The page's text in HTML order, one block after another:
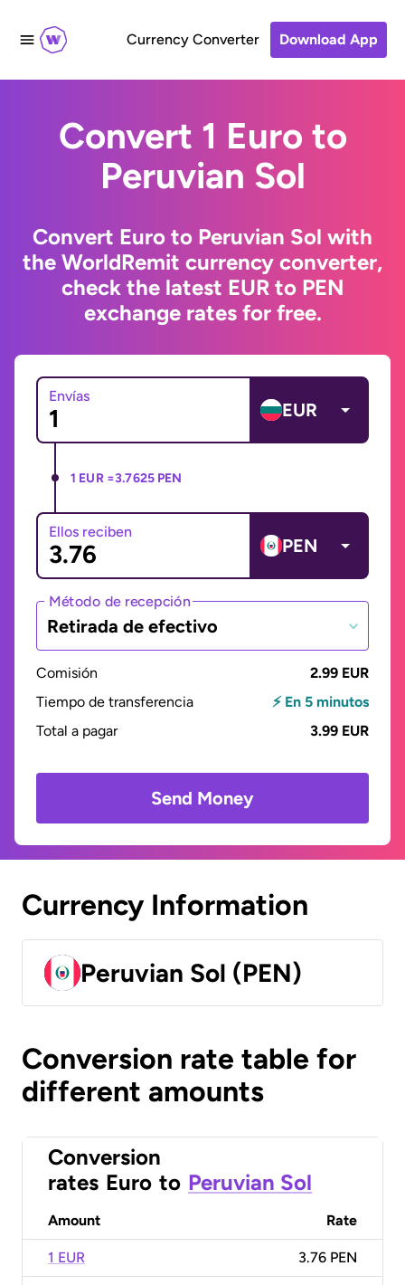
Currency Converter Download App
Convert 1 Euro to
Peruvian Sol
Convert Euro to Peruvian Sol with
the WorldRemit currency converter,
check the latest EUR to PEN
exchange rates for free.
Envías
EUR
1 EUR =3.7625 PEN
Ellos reciben
PEN
Método de recepción
Retirada de efectivo
Comisión
2.99 EUR
Tiempo de transferencia
⚡ En 5 minutos
Total a pagar
3.99 EUR
Send Money
Currency Information
Peruvian Sol (PEN)
Conversion rate table for
different amounts
Conversion
rates Euro to Peruvian Sol
Amount Rate
1 EUR 3.76 PEN